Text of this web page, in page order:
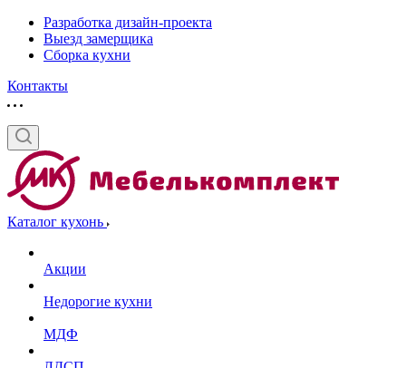
Разработка дизайн-проекта
Выезд замерщика
Сборка кухни
Контакты
Каталог кухонь
Акции
Недорогие кухни
МДФ